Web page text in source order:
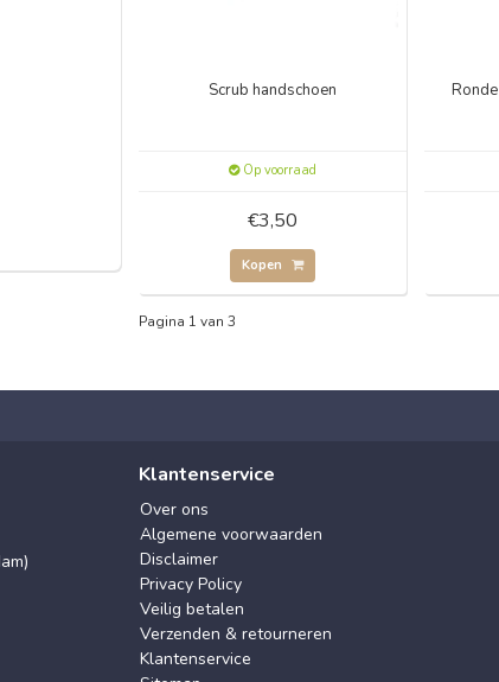
Scrub handschoen
Op voorraad
€3,50
Kopen
Pagina 1 van 3
Klantenservice
Over ons
Algemene voorwaarden
Disclaimer
Privacy Policy
Veilig betalen
Verzenden & retourneren
Klantenservice